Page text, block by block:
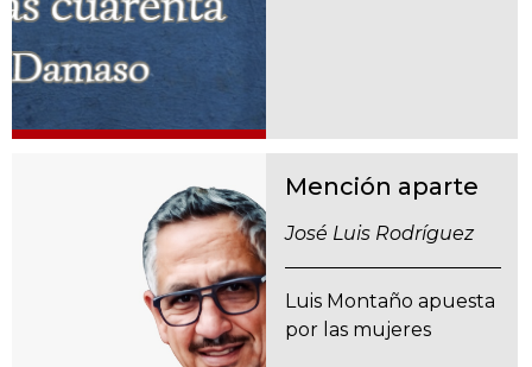
Mención aparte
José Luis Rodríguez
Luis Montaño apuesta
por las mujeres